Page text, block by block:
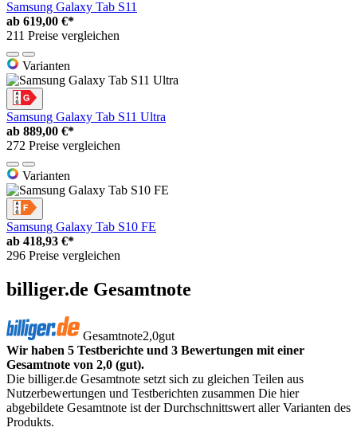
Samsung Galaxy Tab S11
ab 619,00 €*
211 Preise vergleichen
Varianten
Samsung Galaxy Tab S11 Ultra
ab 889,00 €*
272 Preise vergleichen
Varianten
Samsung Galaxy Tab S10 FE
ab 418,93 €*
296 Preise vergleichen
billiger.de Gesamtnote
Gesamtnote2,0gut
Wir haben 5 Testberichte und 3 Bewertungen mit einer
Gesamtnote von 2,0 (gut).
Die billiger.de Gesamtnote setzt sich zu gleichen Teilen aus
Nutzerbewertungen und Testberichten zusammen Die hier
abgebildete Gesamtnote ist der Durchschnittswert aller Varianten des
Produkts.